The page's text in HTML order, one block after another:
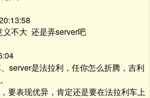
不大 还是弄server吧
server是法拉利，任你怎么折腾，吉利
要表现优异，肯定还是要在法拉利车上